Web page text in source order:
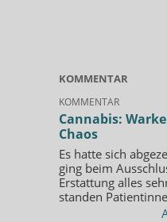
KOMMENTAR
KOMMENTAR
Cannabis:
Chaos
Es hatte sich
ging beim
Erstattung alles
standen